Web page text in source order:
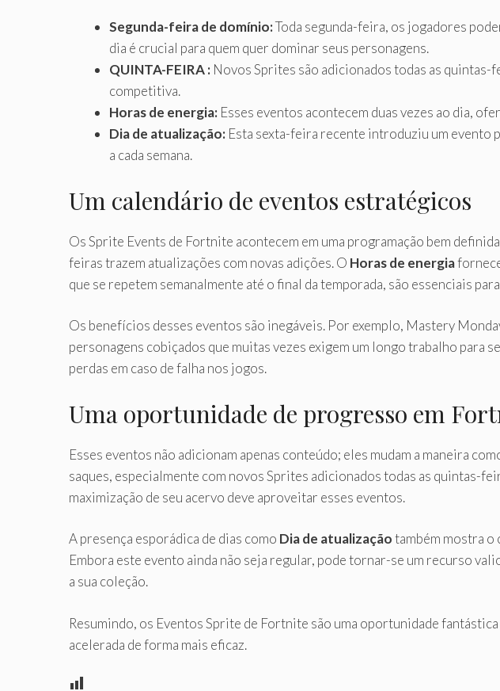
Segunda-feira de domínio:Toda segunda-feira, os jogadores
dia é crucial para quem quer dominar seus personagens.
QUINTA-FEIRA : Novos Sprites são adicionados todas as quintas-
competitiva.
Horas de energia: Esses eventos acontecem duas vezes ao dia,
Dia de atualização: Esta sexta-feira recente introduziu um evento
a cada semana.
Um calendário de eventos estratégicos
Os Sprite Events de Fortnite acontecem em uma programação bem
feiras trazem atualizações com novas adições. O Horas de energia
que se repetem semanalmente até o final da temporada, são essenciais
Os benefícios desses eventos são inegáveis. Por exemplo, Mastery
personagens cobiçados que muitas vezes exigem um longo trabalho para
perdas em caso de falha nos jogos.
Uma oportunidade de progresso em
Esses eventos não adicionam apenas conteúdo; eles mudam a maneira
saques, especialmente com novos Sprites adicionados todas as quintas-
maximização de seu acervo deve aproveitar esses eventos.
A presença esporádica de dias como Dia de atualizaçãotambém mostra o
Embora este evento ainda não seja regular, pode tornar-se um recurso
a sua coleção.
Resumindo, os Eventos Sprite de Fortnite são uma oportunidade
acelerada de forma mais eficaz.